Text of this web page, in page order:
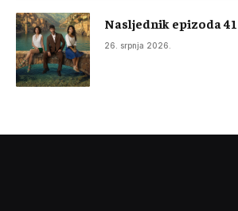
Nasljednik epizoda 41
26. srpnja 2026.